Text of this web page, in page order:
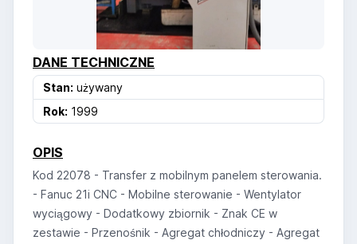
DANE TECHNICZNE
Stan: używany
Rok: 1999
OPIS
Kod 22078 - Transfer z mobilnym panelem sterowania.
- Fanuc 21i CNC - Mobilne sterowanie - Wentylator
wyciągowy - Dodatkowy zbiornik - Znak CE w
zestawie - Przenośnik - Agregat chłodniczy - Agregat